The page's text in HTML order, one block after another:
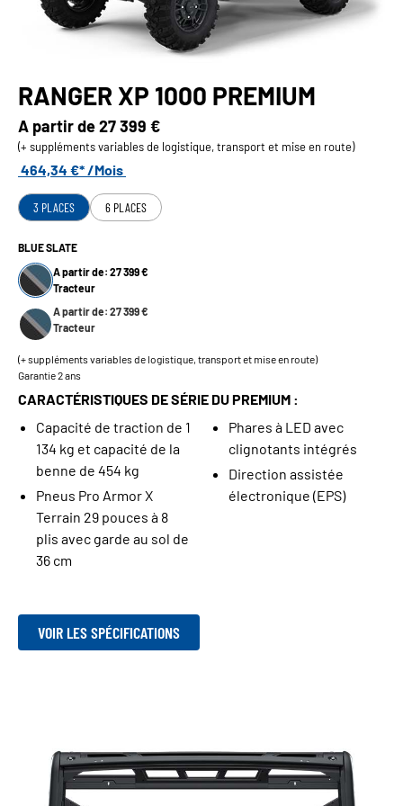
RANGER XP 1000 PREMIUM
A partir de27 399 €
(+ suppléments variables de logistique, transport et mise en route)
464,34 €* /Mois
3 PLACES 6 PLACES
BLUE SLATE
A partir de: 27 399 €
Tracteur
A partir de: 27 399 €
Tracteur
(+ suppléments variables de logistique, transport et mise en route)
Garantie 2 ans
CARACTÉRISTIQUES DE SÉRIE DU PREMIUM :
Capacité de traction de 1
134 kg et capacité de la
benne de 454 kg
Pneus Pro Armor X
Terrain 29 pouces à 8
plis avec garde au sol de
36 cm
Phares à LED avec
clignotants intégrés
Direction assistée
électronique (EPS)
VOIR LES SPÉCIFICATIONS